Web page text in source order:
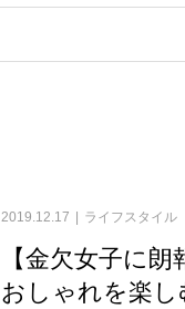
2019.12.17 ライフスタイル
【金欠女子に
おしゃれを楽